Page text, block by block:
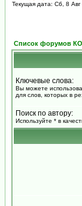
Текущая дата: Сб, 8 Авг
Список форумов
Ключевые слова:
Вы можете
для слов, которых в
Поиск по автору:
Используйте * в